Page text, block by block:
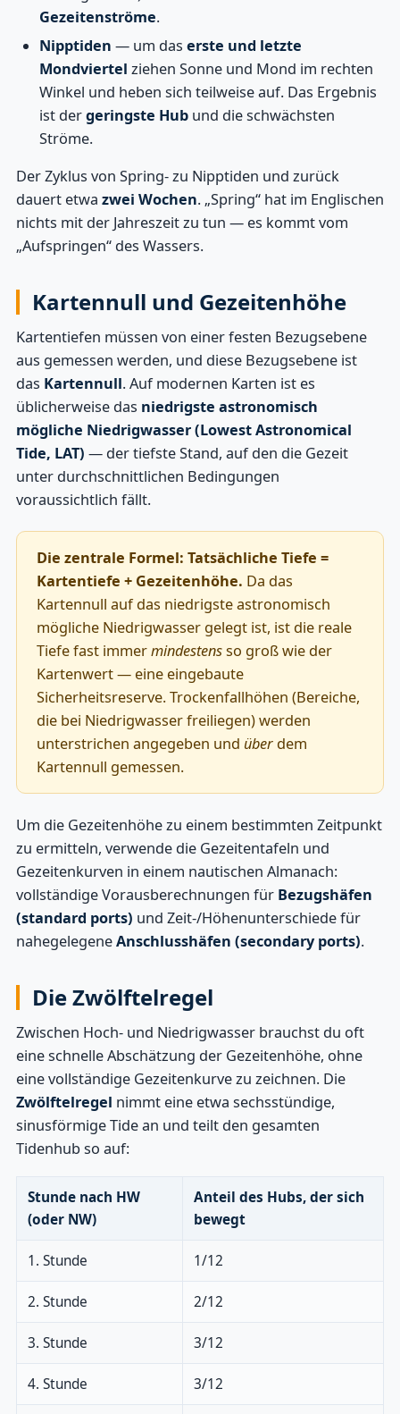
Gezeitenströme.
Nipptiden — um das erste und letzte
Mondviertel ziehen Sonne und Mond im rechten
Winkel und heben sich teilweise auf. Das Ergebnis
ist dergeringste Hub und die schwächsten
Ströme.
Der Zyklus von Spring- zu Nipptiden und zurück
dauert etwa zwei Wochen. „Spring“ hat im Englischen
nichts mit der Jahreszeit zu tun — es kommt vom
„Aufspringen“ des Wassers.
Kartennull und Gezeitenhöhe
Kartentiefen müssen von einer festen Bezugsebene
aus gemessen werden, und diese Bezugsebene ist
das Kartennull. Auf modernen Karten ist es
üblicherweise das niedrigste astronomisch
mögliche Niedrigwasser (Lowest Astronomical
Tide, LAT) — der tiefste Stand, auf den die Gezeit
unter durchschnittlichen Bedingungen
voraussichtlich fällt.
Die zentrale Formel: Tatsächliche Tiefe =
Kartentiefe + Gezeitenhöhe. Da das
Kartennull auf das niedrigste astronomisch
mögliche Niedrigwasser gelegt ist, ist die reale
Tiefe fast immermindestensso groß wie der
Kartenwert — eine eingebaute
Sicherheitsreserve. Trockenfallhöhen (Bereiche,
die bei Niedrigwasser freiliegen) werden
unterstrichen angegeben und über dem
Kartennull gemessen.
Um die Gezeitenhöhe zu einem bestimmten Zeitpunkt
zu ermitteln, verwende die Gezeitentafeln und
Gezeitenkurven in einem nautischen Almanach:
vollständige Vorausberechnungen für Bezugshäfen
(standard ports) und Zeit-/Höhenunterschiede für
nahegelegeneAnschlusshäfen (secondary ports).
Die Zwölftelregel
Zwischen Hoch- und Niedrigwasser brauchst du oft
eine schnelle Abschätzung der Gezeitenhöhe, ohne
eine vollständige Gezeitenkurve zu zeichnen. Die
Zwölftelregel nimmt eine etwa sechsstündige,
sinusförmige Tide an und teilt den gesamten
Tidenhub so auf:
Stunde nach HW
(oder NW)
Anteil des Hubs, der sich
bewegt
1. Stunde 1/12
2. Stunde 2/12
3. Stunde 3/12
4. Stunde 3/12